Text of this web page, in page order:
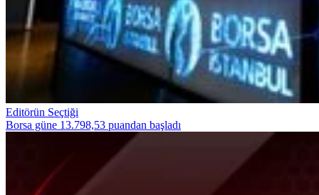
Editörün Seçtiği
Borsa güne 13.798,53 puandan başladı